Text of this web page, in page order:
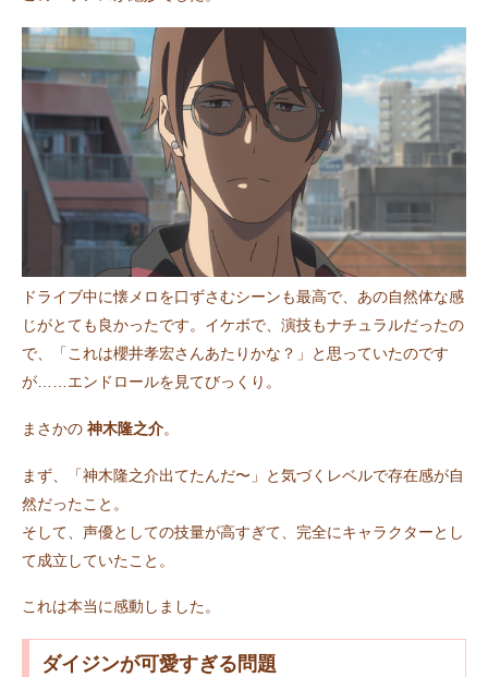
ドライブ中に懐メロを口ずさむシーンも最高で、あの自然体な感
じがとても良かったです。イケボで、演技もナチュラルだったの
で、「これは櫻井孝宏さんあたりかな？」と思っていたのです
が……エンドロールを見てびっくり。
まさかの 神木隆之介。
まず、「神木隆之介出てたんだ〜」と気づくレベルで存在感が自
然だったこと。
そして、声優としての技量が高すぎて、完全にキャラクターとし
て成立していたこと。
これは本当に感動しました。
ダイジンが可愛すぎる問題